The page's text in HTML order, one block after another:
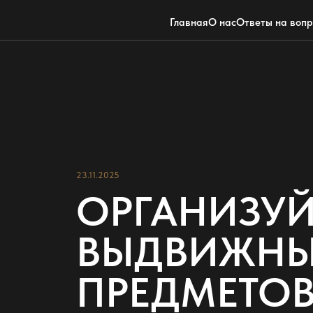
ГлавнаяО насОтветы на
23.11.2025